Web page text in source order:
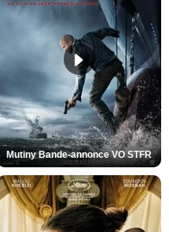
Mutiny Bande-annonce VO STFR